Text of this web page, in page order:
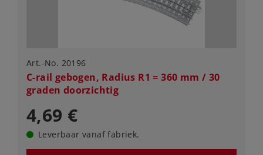
Art.-No. 20196
C-rail gebogen, Radius R1 = 360 mm / 30
graden doorzichtig
4,69 €
Leverbaar vanaf fabriek.